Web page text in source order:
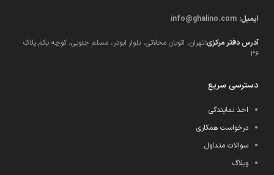
ایمیل: info@ghalino.com
آدرس دفتر مرکزی:تهران، اتوبان محلاتی، بلوار ابوذر، مسلم جنوبی، کوچه یکم پلاک
36
دسترسی سریع
اخذ نمایندگی
درخواست همکاری
سوالات متداول
وبلاگ